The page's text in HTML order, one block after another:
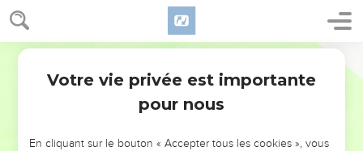
NE MANQUEZ PAS L’ÉVÉNEMENT
Votre vie privée est importante
pour nous
En cliquant sur le bouton « Accepter tous les cookies », vous